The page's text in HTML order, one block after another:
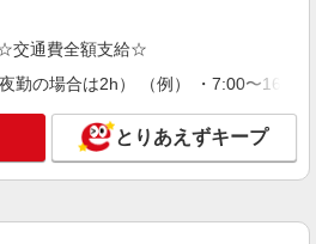
歓迎のデイサービスSTAFF＊運転で
む！大田原市
円〜2125円 ＜日払い有/週払い有/交
市
交通費全額支給☆
勤の場合は2h） （例） ・7:00〜
とりあえずキープ